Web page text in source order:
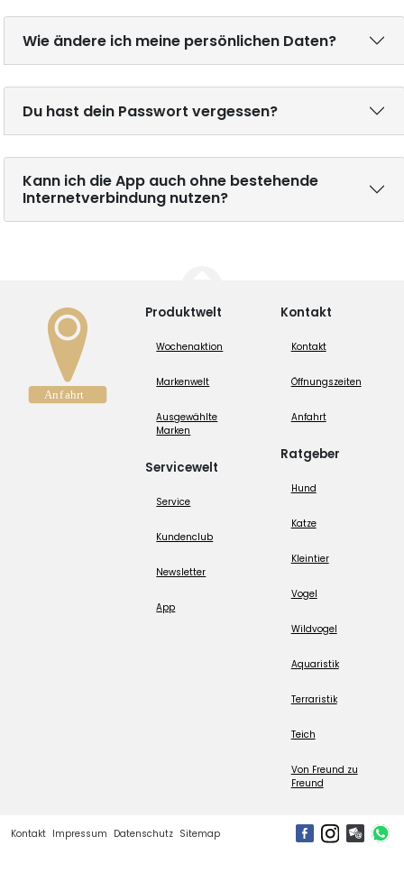
Wie ändere ich meine persönlichen Daten?
Du hast dein Passwort vergessen?
Kann ich die App auch ohne bestehende
Internetverbindung nutzen?
Produktwelt
Wochenaktion
Markenwelt
Ausgewählte
Marken
Servicewelt
Service
Kundenclub
Newsletter
App
Kontakt
Kontakt
Öffnungszeiten
Anfahrt
Ratgeber
Hund
Katze
Kleintier
Vogel
Wildvogel
Aquaristik
Terraristik
Teich
Von Freund zu
Freund
Kontakt Impressum Datenschutz Sitemap